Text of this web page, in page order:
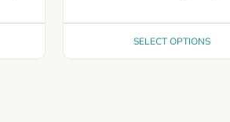
SELECT OPTIONS